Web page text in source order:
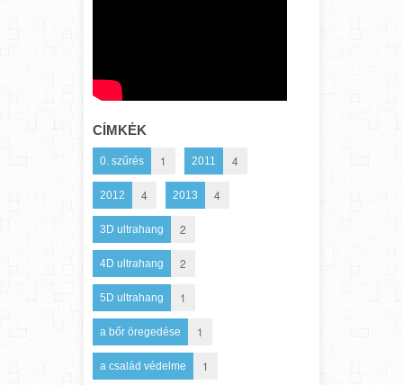
CÍMKÉK
0. szűrés 1 2011 4
2012 4 2013 4
3D ultrahang 2
4D ultrahang 2
5D ultrahang 1
a bőr öregedése 1
a család védelme 1